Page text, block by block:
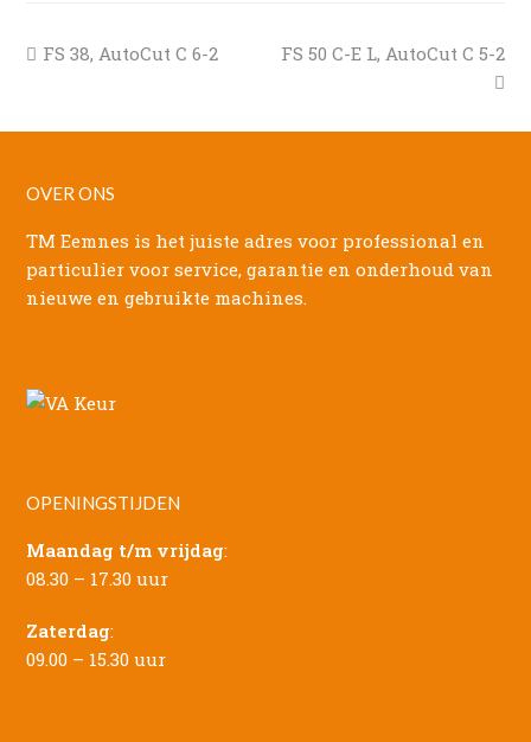
previous
FS 38, AutoCut C 6-2
next
FS 50 C-E L, AutoCut C 5-2
OVER ONS
TM Eemnes is het juiste adres voor professional en
particulier voor service, garantie en onderhoud van
nieuwe en gebruikte machines.
OPENINGSTIJDEN
Maandag t/m vrijdag:
08.30 – 17.30 uur
Zaterdag:
09.00 – 15.30 uur